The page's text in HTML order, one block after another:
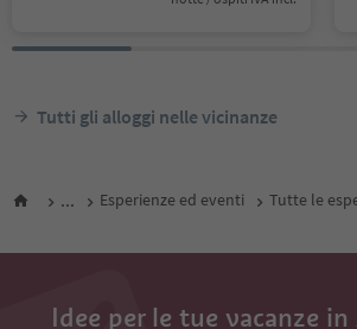
Tutti gli alloggi nelle vicinanze
... Esperienze ed eventi Tutte le
Idee per le tue vacanze